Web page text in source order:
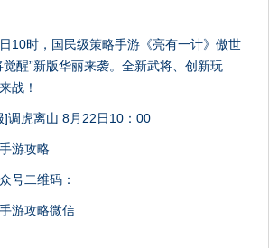
10时，国民级策略手游《亮有一计》傲世
醒”新版华丽来袭。全新武将、创新玩
战！
]调虎离山 8月22日10：00
游攻略
号二维码：
游攻略微信